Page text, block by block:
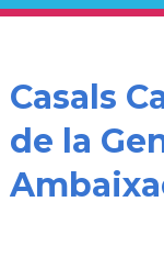
Casals
de la